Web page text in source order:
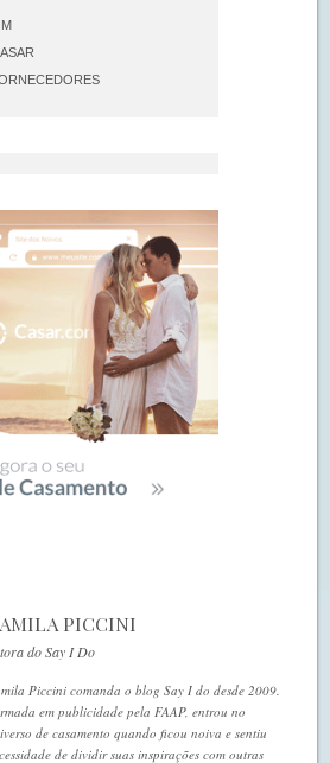
PICCINI
do Say I Do
Piccini comanda o blog Say I do desde 2009.
em publicidade pela FAAP, entrou no
de casamento quando ficou noiva e sentiu
de dividir suas inspirações com outras